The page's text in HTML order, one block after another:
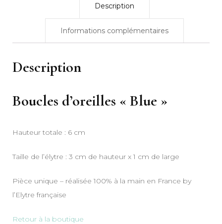
Description
Informations complémentaires
Description
Boucles d’oreilles « Blue »
Hauteur totale : 6 cm
Taille de l’élytre : 3 cm de hauteur x 1 cm de large
Pièce unique – réalisée 100% à la main en France by
l’Elytre française
Retour à la boutique